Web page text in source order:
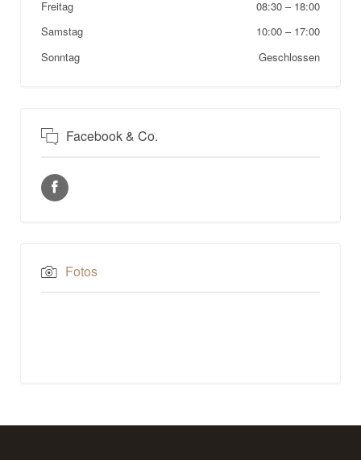
Freitag
08:30 – 18:00
Samstag
10:00 – 17:00
Sonntag
Geschlossen
Facebook & Co.
Fotos